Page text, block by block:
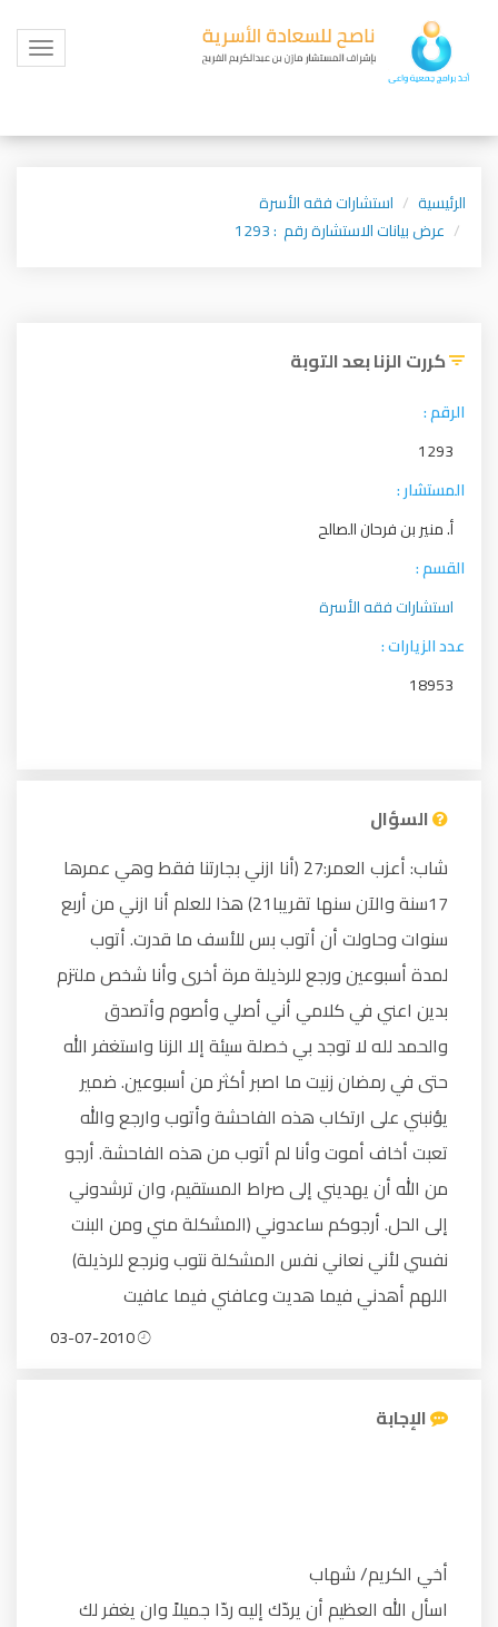
Toggle
الرئيسية
استشارات فقه الأسرة
عرض بيانات الاستشارة رقم : 1293
كررت الزنا بعد التوبة
الرقم :
1293
المستشار :
أ. منير بن فرحان الصالح
القسم :
استشارات فقه الأسرة
عدد الزيارات :
18953
السؤال
شاب: أعزب العمر:27 (أنا ازني بجارتنا فقط وهي عمرها
17سنة والآن سنها تقريبا21) هذا للعلم أنا ازني من أربع
سنوات وحاولت أن أتوب بس للأسف ما قدرت. أتوب
لمدة أسبوعين ورجع للرذيلة مرة أخرى وأنا شخص ملتزم
بدين اعني في كلامي أني أصلي وأصوم وأتصدق
والحمد لله لا توجد بي خصلة سيئة إلا الزنا واستغفر الله
حتى في رمضان زنيت ما اصبر أكثر من أسبوعين. ضمير
يؤنبني على ارتكاب هذه الفاحشة وأتوب وارجع والله
تعبت أخاف أموت وأنا لم أتوب من هذه الفاحشة. أرجو
من الله أن يهديني إلى صراط المستقيم، وان ترشدوني
إلى الحل. أرجوكم ساعدوني (المشكلة مني ومن البنت
نفسي لأني نعاني نفس المشكلة نتوب ونرجع للرذيلة)
اللهم أهدني فيما هديت وعافني فيما عافيت
الإجابة
أخي الكريم/ شهاب
اسأل الله العظيم أن يردّك إليه ردّا جميلاً وان يغفر لك